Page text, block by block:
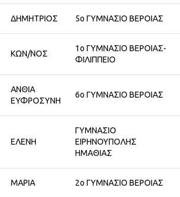
ΔΗΜΗΤΡΙΟΣ 5ο ΓΥΜΝΑΣΙΟ ΒΕΡΟΙΑΣ
ΚΩΝ/ΝΟΣ
1ο ΓΥΜΝΑΣΙΟ ΒΕΡΟΙΑΣ-
ΦΙΛΙΠΠΕΙΟ
ΑΝΘΙΑ
ΕΥΦΡΟΣΥΝΗ
6ο ΓΥΜΝΑΣΙΟ ΒΕΡΟΙΑΣ
ΕΛΕΝΗ
ΓΥΜΝΑΣΙΟ
ΕΙΡΗΝΟΥΠΟΛΗΣ
ΗΜΑΘΙΑΣ
ΜΑΡΙΑ 2ο ΓΥΜΝΑΣΙΟ ΒΕΡΟΙΑΣ